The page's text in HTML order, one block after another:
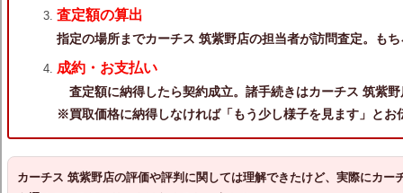
査定額の算出
指定の場所までカーチス 筑紫野店の担当者が訪問査定。も
成約・お支払い
査定額に納得したら契約成立。諸手続きはカーチス 筑紫
※買取価格に納得しなければ「もう少し様子を見ます」とお
カーチス 筑紫野店の評価や評判に関しては理解できたけど、実際にカー